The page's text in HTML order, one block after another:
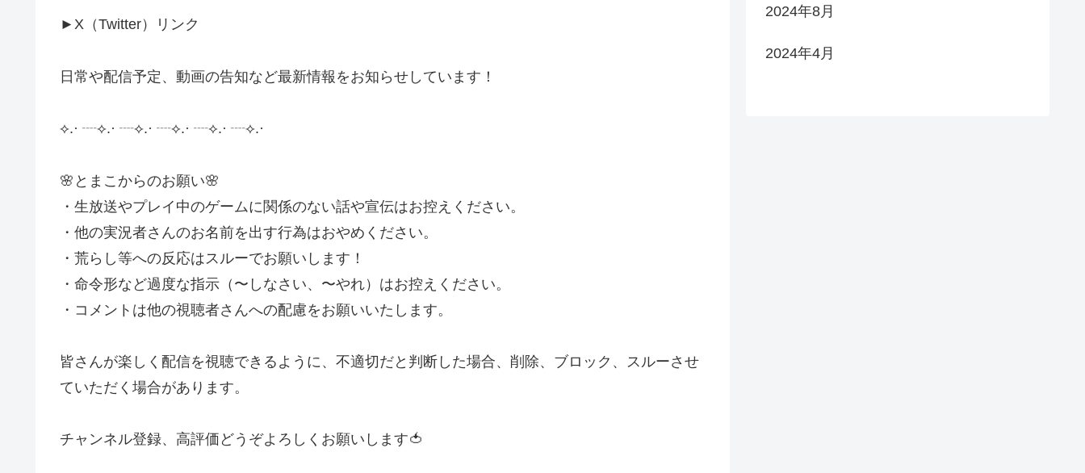
►X（Twitter）リンク
日常や配信予定、動画の告知など最新情報をお知らせしています！
⟡.· ┈⟡.· ┈⟡.· ┈⟡.· ┈⟡.· ┈⟡.·
🌸とまこからのお願い🌸
・生放送やプレイ中のゲームに関係のない話や宣伝はお控えください。
・他の実況者さんのお名前を出す行為はおやめください。
・荒らし等への反応はスルーでお願いします！
・命令形など過度な指示（〜しなさい、〜やれ）はお控えください。
・コメントは他の視聴者さんへの配慮をお願いいたします。
皆さんが楽しく配信を視聴できるように、不適切だと判断した場合、削除、ブロック、スルーさせ
ていただく場合があります。
チャンネル登録、高評価どうぞよろしくお願いします🍅
2024年8月
2024年4月